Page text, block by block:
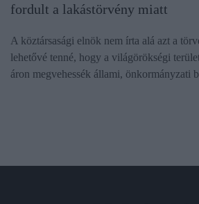
fordult a lakástörvény miatt
A köztársasági elnök nem írta alá azt a
lehetővé tenné, hogy a világörökségi
áron megvehessék állami, önkormányzati